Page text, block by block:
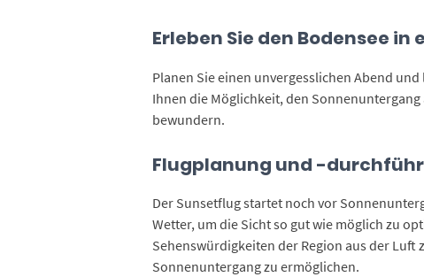
Erleben Sie den Bodensee
Planen Sie einen unvergesslichen Abend
Ihnen die Möglichkeit, den
bewundern.
Flugplanung und -
Der Sunsetflug startet noch vor
Wetter, um die Sicht so gut wie möglich zu
Sehenswürdigkeiten der Region aus der
Sonnenuntergang zu ermöglichen.